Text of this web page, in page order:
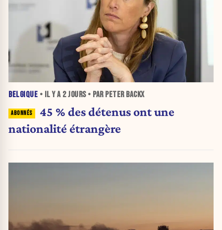
BELGIQUE • IL Y A 2 JOURS• PAR PETER BACKX
45 % des détenus ont une
nationalité étrangère